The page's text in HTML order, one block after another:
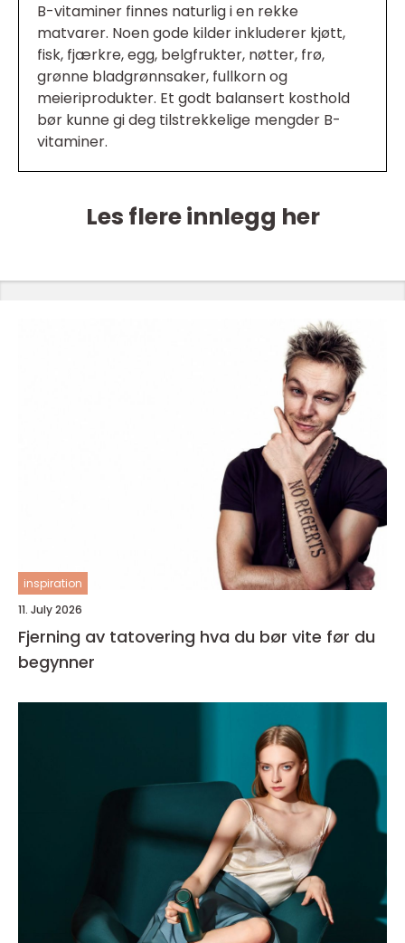
B-vitaminer finnes naturlig i en rekke
matvarer. Noen gode kilder inkluderer kjøtt,
fisk, fjærkre, egg, belgfrukter, nøtter, frø,
grønne bladgrønnsaker, fullkorn og
meieriprodukter. Et godt balansert kosthold
bør kunne gi deg tilstrekkelige mengder B-
vitaminer.
Les flere innlegg her
inspiration
11. July 2026
Fjerning av tatovering hva du bør vite før du
begynner